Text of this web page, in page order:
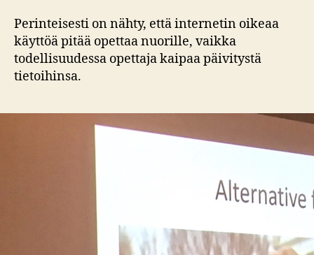
Perinteisesti on nähty, että internetin oikeaa
käyttöä pitää opettaa nuorille, vaikka
todellisuudessa opettaja kaipaa päivitystä
tietoihinsa.